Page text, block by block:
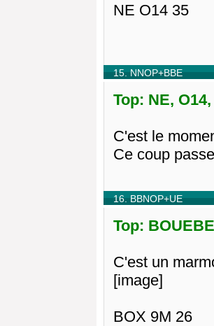
NE O14 35
15. NNOP+BBE
Top: NE,
C'est le
Ce coup
16. BBNOP+UE
Top:
C'est un
[image]
BOX 9M 26